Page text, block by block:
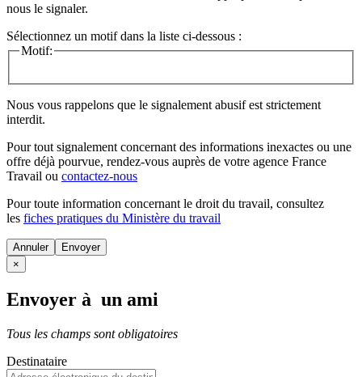
nous le signaler.
Sélectionnez un motif dans la liste ci-dessous :
Motif:
Nous vous rappelons que le signalement abusif est strictement
interdit.
Pour tout signalement concernant des informations inexactes ou une
offre déjà pourvue, rendez-vous auprès de votre agence France
Travail ou contactez-nous
Pour toute information concernant le droit du travail, consultez
les fiches pratiques du Ministère du travail
Annuler
×
Envoyer à un ami
Tous les champs sont obligatoires
Destinataire